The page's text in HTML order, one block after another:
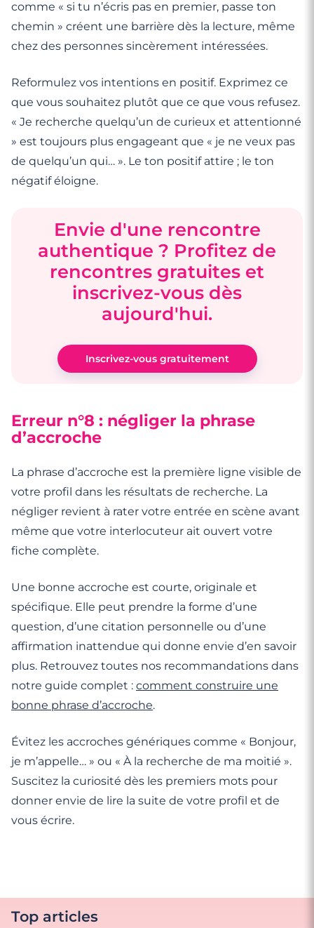
comme « si tu n’écris pas en premier, passe ton
chemin » créent une barrière dès la lecture, même
chez des personnes sincèrement intéressées.
Reformulez vos intentions en positif. Exprimez ce
que vous souhaitez plutôt que ce que vous refusez.
« Je recherche quelqu’un de curieux et attentionné
» est toujours plus engageant que « je ne veux pas
de quelqu’un qui… ». Le ton positif attire ; le ton
négatif éloigne.
Envie d'une rencontre
authentique ? Profitez de
rencontres gratuites et
inscrivez-vous dès
aujourd'hui.
Inscrivez-vous gratuitement
Erreur n°8 : négliger la phrase
d’accroche
La phrase d’accroche est la première ligne visible de
votre profil dans les résultats de recherche. La
négliger revient à rater votre entrée en scène avant
même que votre interlocuteur ait ouvert votre
fiche complète.
Une bonne accroche est courte, originale et
spécifique. Elle peut prendre la forme d’une
question, d’une citation personnelle ou d’une
affirmation inattendue qui donne envie d’en savoir
plus. Retrouvez toutes nos recommandations dans
notre guide complet : comment construire une
bonne phrase d’accroche.
Évitez les accroches génériques comme « Bonjour,
je m’appelle… » ou « À la recherche de ma moitié ».
Suscitez la curiosité dès les premiers mots pour
donner envie de lire la suite de votre profil et de
vous écrire.
Top articles